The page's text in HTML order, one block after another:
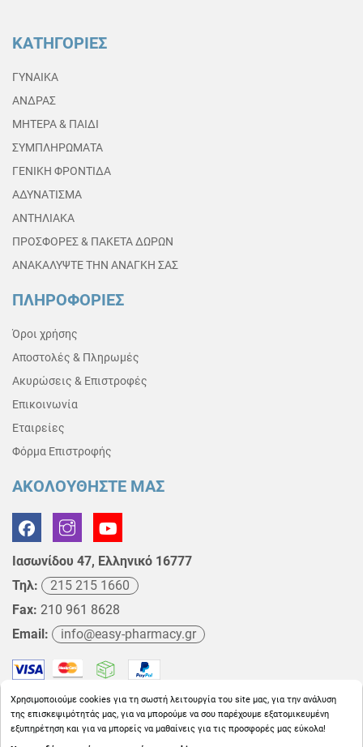
ΚΑΤΗΓΟΡΙΕΣ
ΓΥΝΑΙΚΑ
ΑΝΔΡΑΣ
ΜΗΤΕΡΑ & ΠΑΙΔΙ
ΣΥΜΠΛΗΡΩΜΑΤΑ
ΓΕΝΙΚΗ ΦΡΟΝΤΙΔΑ
ΑΔΥΝΑΤΙΣΜΑ
ΑΝΤΗΛΙΑΚΑ
ΠΡΟΣΦΟΡΕΣ & ΠΑΚΕΤΑ ΔΩΡΩΝ
ΑΝΑΚΑΛΥΨΤΕ ΤΗΝ ΑΝΑΓΚΗ ΣΑΣ
ΠΛΗΡΟΦΟΡΙΕΣ
Όροι χρήσης
Αποστολές & Πληρωμές
Ακυρώσεις & Επιστροφές
Επικοινωνία
Εταιρείες
Φόρμα Επιστροφής
ΑΚΟΛΟΥΘΗΣΤΕ ΜΑΣ
Ιασωνίδου 47, Ελληνικό 16777
Τηλ:
215 215 1660
Fax: 210 961 8628
Email:
info@easy-pharmacy.gr
Χρησιμοποιούμε cookies για τη σωστή λειτουργία του site μας, για την ανάλυση
της επισκεψιμότητάς μας, για να μπορούμε να σου παρέχουμε εξατομικευμένη
εξυπηρέτηση και για να μπορείς να μαθαίνεις για τις προσφορές μας εύκολα!